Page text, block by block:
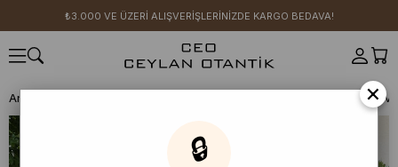
₺3.000 VE ÜZERİ ALIŞVERİŞLERİNİZDE KARGO BEDAVA!
Anasayfa Acı×
🔒